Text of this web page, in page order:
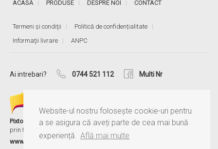
Website-ul nostru folosește cookie-uri pentru
a se asigura că aveți parte de cea mai bună
experiență. Află mai multe
ACASĂ PRODUSE DESPRE NOI CONTACT
Termeni și condiţii
Politică de confidențialitate
Informaţii livrare
ANPC
Ai intrebari? 0744 521 112 Multi Nr
Pixtory
este serviciul MultiNr, care îți păstrează amintirile aproape,
prin fotografii și albume personalizate.
www.pixtory.ro